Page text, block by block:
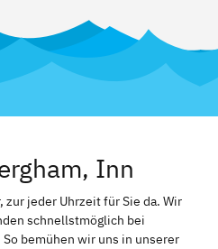
Inn
zur jeder Uhrzeit für Sie da. Wir
schnellstmöglich bei
bemühen wir uns in unserer